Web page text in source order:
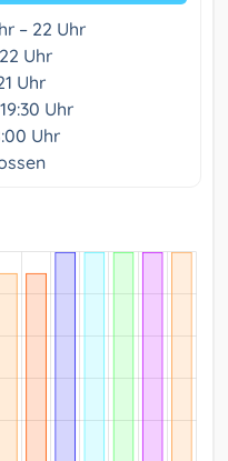
– 22 Uhr
Uhr
Uhr
Uhr
Uhr